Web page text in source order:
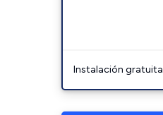
Instalación